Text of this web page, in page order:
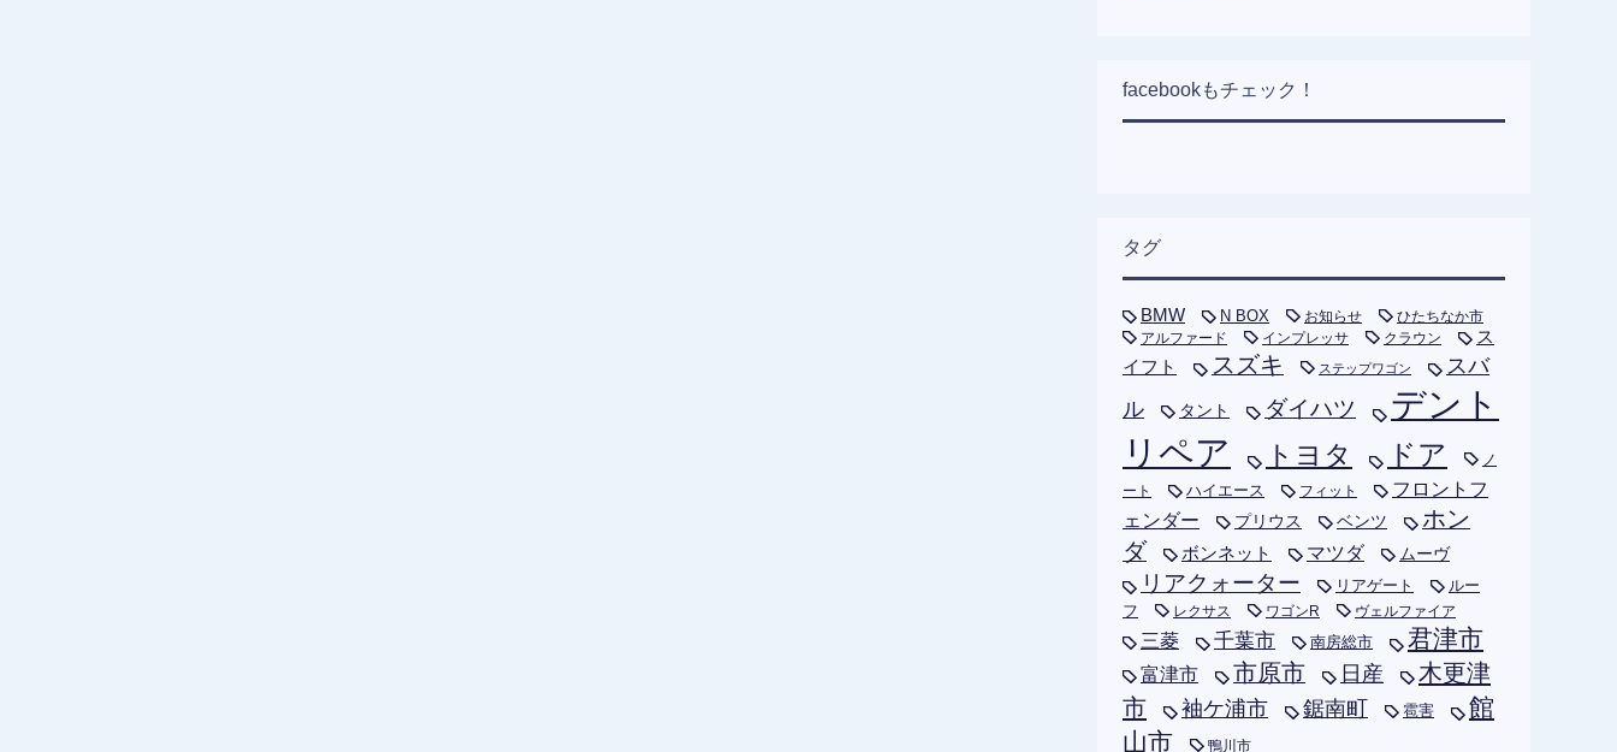
facebookもチェック！
タグ
BMW N BOX お知らせ
ひたちなか市
アルファード
インプレッサ クラウン
ス
イフト
スズキ ステップワゴン
スバ
ル
タント ダイハツ
デント
リペア
トヨタ ドア ノ
ート ハイエース フィット
フロントフ
ェンダー
プリウス ベンツ
ホン
ダ
ボンネット マツダ ムーヴ
リアクォーター リアゲート
ルー
フ
レクサス ワゴンR ヴェルファイア
三菱 千葉市 南房総市 君津市
富津市 市原市 日産
木更津
市
袖ケ浦市 鋸南町 雹害
館
山市
鴨川市